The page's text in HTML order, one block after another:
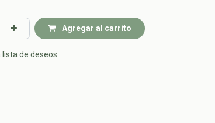
Agregar al carrito
de deseos